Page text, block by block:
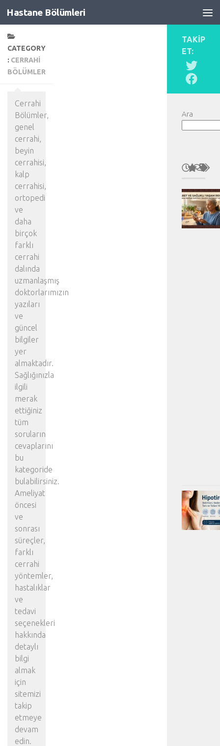
Skip to content
Hastane Bölümleri
CATEGORY
: CERRAHI
BÖLÜMLER
Cerrahi
Bölümler,
genel
cerrahi,
beyin
cerrahisi,
kalp
cerrahisi,
ortopedi
ve
daha
birçok
farklı
cerrahi
dalında
uzmanlaşmış
doktorlarımızın
yazıları
ve
güncel
bilgiler
yer
almaktadır.
Sağlığınızla
ilgili
merak
ettiğiniz
tüm
soruların
cevaplarını
bu
kategoride
bulabilirsiniz.
Ameliyat
öncesi
ve
sonrası
süreçler,
farklı
cerrahi
yöntemler,
hastalıklar
ve
tedavi
seçenekleri
hakkında
detaylı
bilgi
almak
için
sitemizi
takip
etmeye
devam
edin.
TAKIP
ET:
Ara